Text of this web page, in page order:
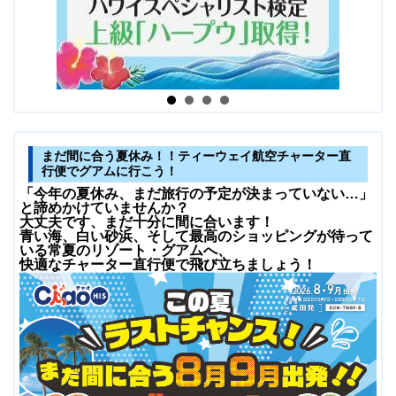
まだ間に合う夏休み！！ティーウェイ航空チャーター直
行便でグアムに行こう！
「今年の夏休み、まだ旅行の予定が決まっていない…」
と諦めかけていませんか？
大丈夫です、まだ十分に間に合います！
青い海、白い砂浜、そして最高のショッピングが待って
いる常夏のリゾート・グアムへ、
快適なチャーター直行便で飛び立ちましょう！